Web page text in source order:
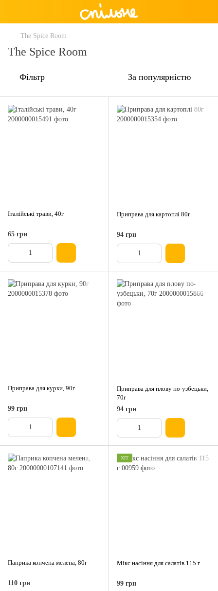
The Spice Room
The Spice Room
Фільтр За популярністю
Італійські трави, 40г
65 грн
Приправа для картоплі 80г
94 грн
Приправа для курки, 90г
99 грн
Приправа для плову по-узбецьки,
70г
94 грн
Паприка копчена мелена, 80г
110 грн
ХІТ
Мікс насіння для салатів 115 г
99 грн